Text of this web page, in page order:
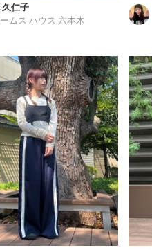
久仁子
ームス ハウス 六本木